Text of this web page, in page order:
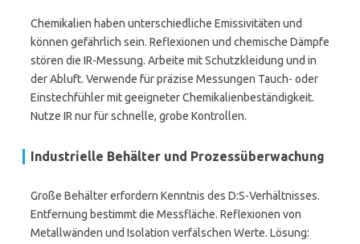
Chemikalien haben unterschiedliche Emissivitäten und
können gefährlich sein. Reflexionen und chemische Dämpfe
stören die IR-Messung. Arbeite mit Schutzkleidung und in
der Abluft. Verwende für präzise Messungen Tauch- oder
Einstechfühler mit geeigneter Chemikalienbeständigkeit.
Nutze IR nur für schnelle, grobe Kontrollen.
Industrielle Behälter und Prozessüberwachung
Große Behälter erfordern Kenntnis des D:S-Verhältnisses.
Entfernung bestimmt die Messfläche. Reflexionen von
Metallwänden und Isolation verfälschen Werte. Lösung: